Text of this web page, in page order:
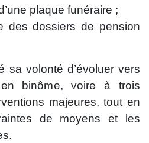
plaque funéraire ;
des dossiers de pension
sa volonté d’évoluer vers
binôme, voire à trois
majeures, tout en
de moyens et les